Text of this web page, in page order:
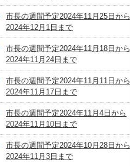
市長の週間予定2024年11月25日から
2024年12月1日まで
市長の週間予定2024年11月18日から
2024年11月24日まで
市長の週間予定2024年11月11日から
2024年11月17日まで
市長の週間予定2024年11月4日から
2024年11月10日まで
市長の週間予定2024年10月28日から
2024年11月3日まで